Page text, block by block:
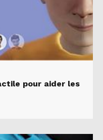
pour aider les